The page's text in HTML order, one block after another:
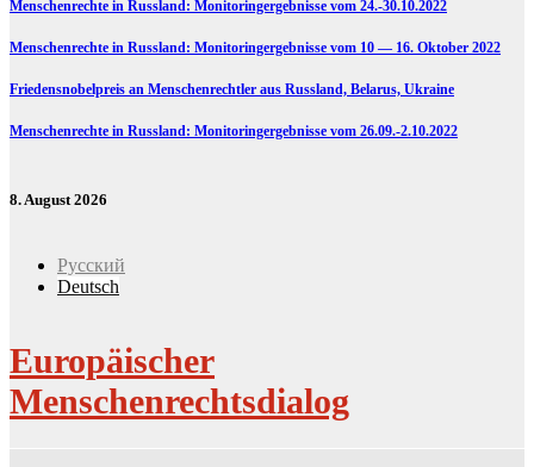
Menschenrechte in Russland: Monitoringergebnisse vom 24.-30.10.2022
Menschenrechte in Russland: Monitoringergebnisse vom 10 — 16. Oktober 2022
Friedensnobelpreis an Menschenrechtler aus Russland, Belarus, Ukraine
Menschenrechte in Russland: Monitoringergebnisse vom 26.09.-2.10.2022
8. August 2026
Русский
Deutsch
Europäischer
Menschenrechtsdialog